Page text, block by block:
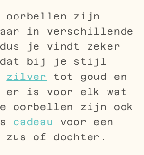
oorbellen zijn
in verschillende
je vindt zeker
dat bij je stijl
zilver tot goud en
er is voor elk wat
oorbellen zijn ook
cadeau
voor een
of dochter.